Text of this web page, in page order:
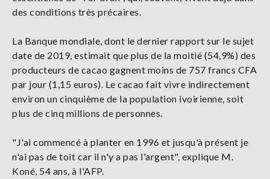
des conditions très précaires.
La Banque mondiale, dont le dernier rapport sur le sujet
date de 2019, estimait que plus de la moitié (54,9%) des
producteurs de cacao gagnent moins de 757 francs CFA
par jour (1,15 euros). Le cacao fait vivre indirectement
environ un cinquième de la population ivoirienne, soit
plus de cinq millions de personnes.
"J'ai commencé à planter en 1996 et jusqu'à présent je
n'ai pas de toit car il n'y a pas l'argent", explique M.
Koné, 54 ans, à l'AFP.